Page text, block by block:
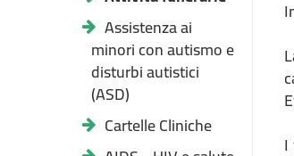
Assistenza ai
minori con autismo e
disturbi autistici
(ASD)
Cartelle Cliniche
I